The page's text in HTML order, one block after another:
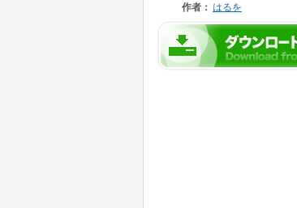
作者： はるを